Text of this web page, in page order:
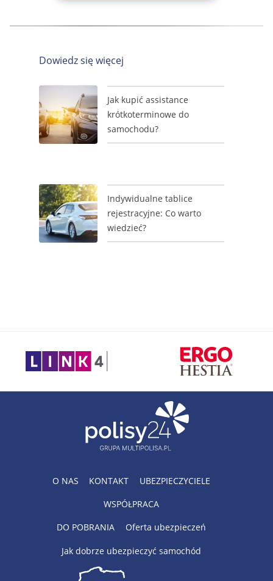
Dowiedz się więcej
Jak kupić assistance
krótkoterminowe do
samochodu?
Indywidualne tablice
rejestracyjne: Co warto
wiedzieć?
O NAS KONTAKT UBEZPIECZYCIELE
WSPÓŁPRACA
DO POBRANIA Oferta ubezpieczeń
Jak dobrze ubezpieczyć samochód